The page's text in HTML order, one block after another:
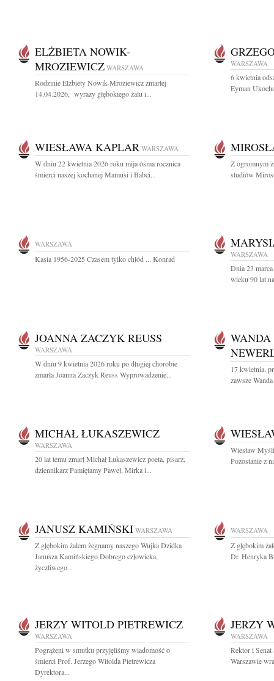
ELŻBIETA NOWIK-
MROZIEWICZ WARSZAWA
Rodzinie Elżbiety Nowik-Mroziewicz zmarłej
14.04.2026, wyrazy głębokiego żalu i...
WARSZAWA
6 kwietnia
Eyman
WIESŁAWA KAPLAR WARSZAWA
W dniu 22 kwietnia 2026 roku mija ósma rocznica
śmierci naszej kochanej Mamusi i Babci...
Z ogromnym
studiów
WARSZAWA
Kasia 1956-2025 Czasem tylko chłód ... Konrad WARSZAWA
Dnia 23
wieku 90 lat
JOANNA ZACZYK REUSS
WARSZAWA
W dniu 9 kwietnia 2026 roku po długiej chorobie
zmarła Joanna Zaczyk Reuss Wyprowadzenie...
17 kwietnia,
zawsze
MICHAŁ ŁUKASZEWICZ
WARSZAWA
20 lat temu zmarł Michał Łukaszewicz poeta, pisarz,
dziennikarz Pamiętamy Paweł, Mirka i...
Wiesław
Pozostanie z
JANUSZ KAMIŃSKI WARSZAWA
Z głębokim żalem żegnamy naszego Wujka Dzidka
Janusza Kamińskiego Dobrego człowieka,
życzliwego...
WARSZAWA
Z głębokim
Dr. Henryka
JERZY WITOLD PIETREWICZ
WARSZAWA
Pogrążeni w smutku przyjęliśmy wiadomość o
śmierci Prof. Jerzego Witolda Pietrewicza
Dyrektora...
JERZY
WARSZAWA
Rektor i
Warszawie